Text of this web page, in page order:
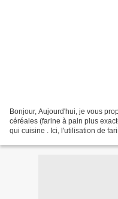
Bonjour, Aujourd'hui, je vous
céréales (farine à pain plus
qui cuisine . Ici, l'utilisation de